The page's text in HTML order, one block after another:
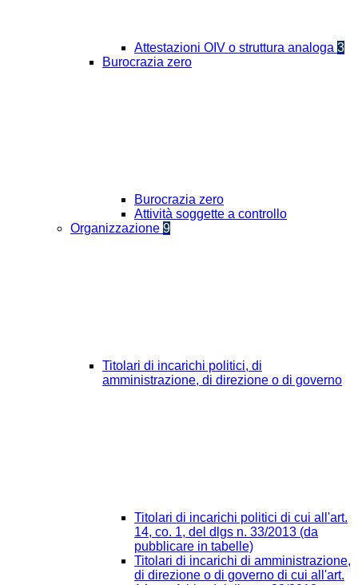
Attestazioni OIV o struttura analoga 3
Burocrazia zero
Burocrazia zero
Attività soggette a controllo
Organizzazione 9
Titolari di incarichi politici, di
amministrazione, di direzione o di governo
Titolari di incarichi politici di cui all'art.
14, co. 1, del dlgs n. 33/2013 (da
pubblicare in tabelle)
Titolari di incarichi di amministrazione,
di direzione o di governo di cui all'art.